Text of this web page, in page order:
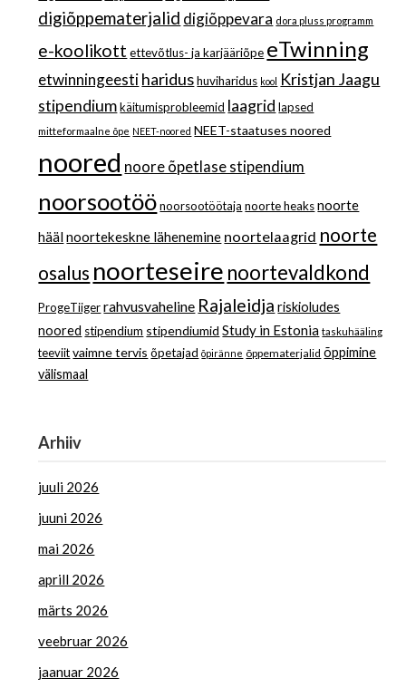
digiõppematerjalid digiõppevara dora pluss programm
e-koolikott ettevõtlus- ja karjääriõpe eTwinning
etwinningeestiharidus huviharidus kool Kristjan Jaagu
stipendium käitumisprobleemid laagrid lapsed
mitteformaalne õpe NEET-noored NEET-staatuses noored
noored noore õpetlase stipendium
noorsootöö noorsootöötaja noorte heaks noorte
häälnoortekeskne lähenemine noortelaagrid noorte
osalus noorteseire noortevaldkond
ProgeTiiger rahvusvaheline Rajaleidja riskioludes
noored stipendium stipendiumid Study in Estonia taskuhääling
teeviit vaimne tervis õpetajad õpiränne õppematerjalid õppimine
välismaal
Arhiiv
juuli 2026
juuni 2026
mai 2026
aprill 2026
märts 2026
veebruar 2026
jaanuar 2026